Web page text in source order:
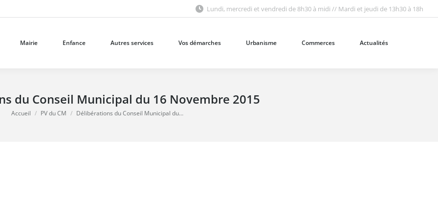
Lundi, mercredi et vendredi de 8h30 à midi // Mardi et jeudi de 13h30 à 18h
Mairie Enfance Autres services Vos démarches Urbanisme Commerces Actualités
du Conseil Municipal du 16 Novembre 2015
Vous êtes ici :
Accueil PV du CM Délibérations du Conseil Municipal du…